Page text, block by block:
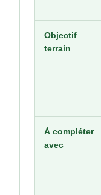
Objectif
terrain
À compléter
avec